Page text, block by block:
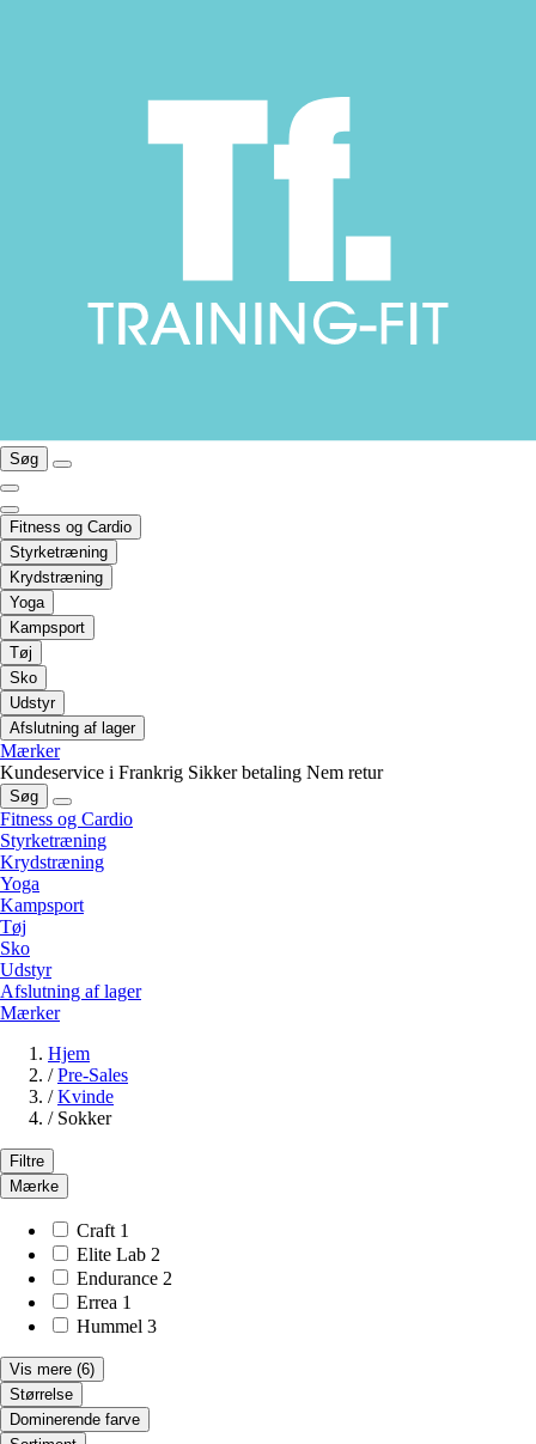
Søg
Fitness og Cardio
Styrketræning
Krydstræning
Yoga
Kampsport
Tøj
Sko
Udstyr
Afslutning af lager
Mærker
Kundeservice i Frankrig Sikker betaling Nem retur
Søg
Fitness og Cardio
Styrketræning
Krydstræning
Yoga
Kampsport
Tøj
Sko
Udstyr
Afslutning af lager
Mærker
Hjem
/ Pre-Sales
/ Kvinde
/ Sokker
Filtre
Mærke
Craft 1
Elite Lab 2
Endurance 2
Errea 1
Hummel 3
Vis mere (6)
Størrelse
Dominerende farve